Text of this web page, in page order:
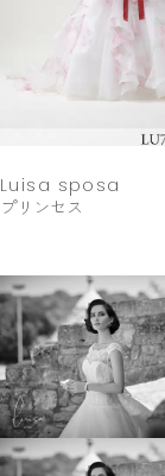
Luisa sposa
プリンセス